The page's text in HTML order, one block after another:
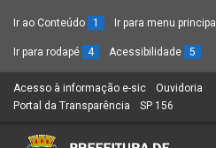
Ir ao Conteúdo 1 Ir para menu principal
Ir para rodapé 4 Acessibilidade 5
Acesso à informação e-sic (Link
para
novo
Ouvidoria
Portal da Transparência (Link
um
SP 156